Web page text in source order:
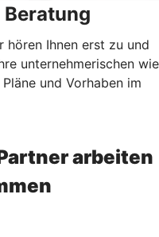
hören Ihnen erst zu und
unternehmerischen wie
und Vorhaben im
arbeiten